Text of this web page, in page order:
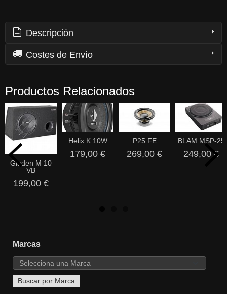
Marcas
Descripción
Costes de Envío
Productos Relacionados
Gladen M 10
VB
199,00 €
Helix K 10W
179,00 €
P25 FE
269,00 €
BLAM MSP-25
249,00 €